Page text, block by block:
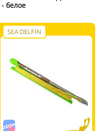
- белое
SEA DELFIN